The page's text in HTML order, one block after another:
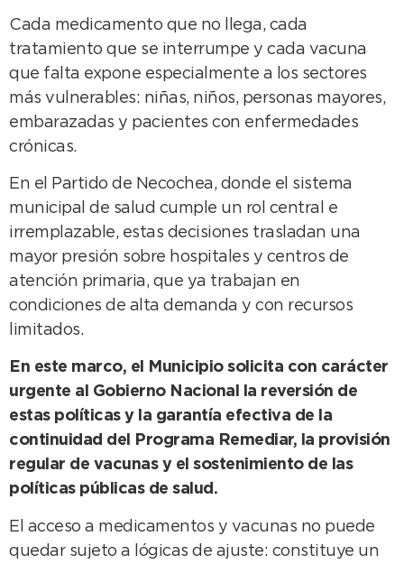
Cada medicamento que no llega, cada
tratamiento que se interrumpe y cada vacuna
que falta expone especialmente a los sectores
más vulnerables: niñas, niños, personas mayores,
embarazadas y pacientes con enfermedades
crónicas.
En el Partido de Necochea, donde el sistema
municipal de salud cumple un rol central e
irremplazable, estas decisiones trasladan una
mayor presión sobre hospitales y centros de
atención primaria, que ya trabajan en
condiciones de alta demanda y con recursos
limitados.
En este marco, el Municipio solicita con carácter
urgente al Gobierno Nacional la reversión de
estas políticas y la garantía efectiva de la
continuidad del Programa Remediar, la provisión
regular de vacunas y el sostenimiento de las
políticas públicas de salud.
El acceso a medicamentos y vacunas no puede
quedar sujeto a lógicas de ajuste: constituye un